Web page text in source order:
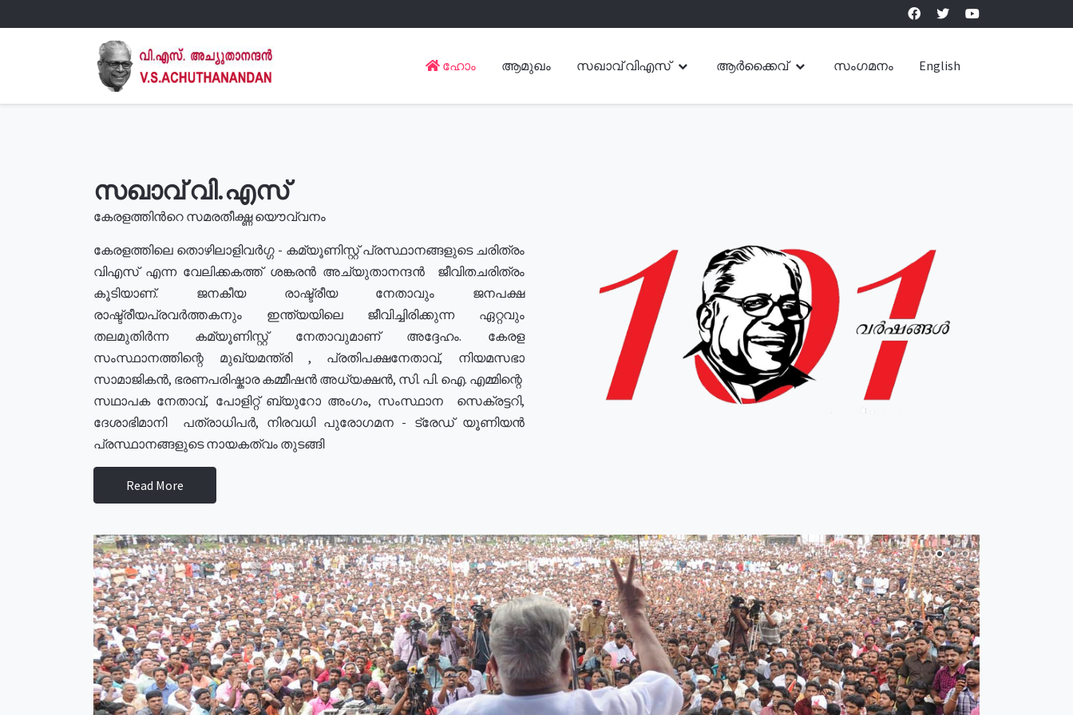
ഹോം ആമുഖം സഖാവ് വിഎസ് ആർക്കൈവ് സംഗമനം English
സഖാവ് വി.എസ്
കേരളത്തിൻറെ സമരതീക്ഷ്ണ യൌവ്വനം
കേരളത്തിലെ തൊഴിലാളിവർഗ്ഗ - കമ്യൂണിസ്റ്റ് പ്രസ്ഥാനങ്ങളുടെ ചരിത്രം
വിഎസ് എന്ന വേലിക്കകത്ത് ശങ്കരൻ അച്യുതാനന്ദൻ ജീവിതചരിത്രം
കൂടിയാണ്. ജനകീയ രാഷ്ട്രീയ നേതാവും ജനപക്ഷ
രാഷ്ട്രീയപ്രവർത്തകനും ഇന്ത്യയിലെ ജീവിച്ചിരിക്കുന്ന ഏറ്റവും
തലമുതിർന്ന കമ്യൂണിസ്റ്റ് നേതാവുമാണ് അദ്ദേഹം. കേരള
സംസ്ഥാനത്തിന്റെ മുഖ്യമന്ത്രി , പ്രതിപക്ഷനേതാവ്, നിയമസഭാ
സാമാജികൻ, ഭരണപരിഷ്കാര കമ്മീഷൻ അധ്യക്ഷൻ, സി. പി. ഐ. എമ്മിന്റെ
സഥാപക നേതാവ്, പോളിറ്റ് ബ്യുറോ അംഗം, സംസ്ഥാന സെക്രട്ടറി,
ദേശാഭിമാനി പത്രാധിപർ, നിരവധി പുരോഗമന - ട്രേഡ് യൂണിയൻ
പ്രസ്ഥാനങ്ങളുടെ നായകത്വം തുടങ്ങി
Read More